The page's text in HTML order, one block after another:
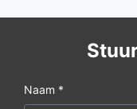
Naam *